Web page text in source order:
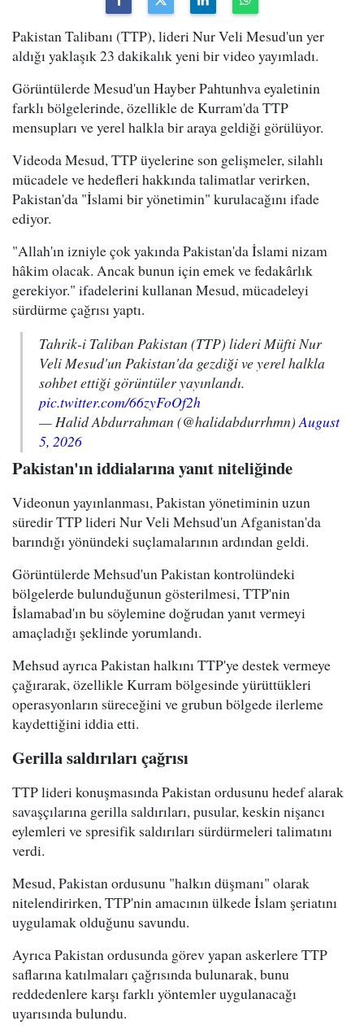
Pakistan Talibanı (TTP), lideri Nur Veli Mesud'un yer
aldığı yaklaşık 23 dakikalık yeni bir video yayımladı.
Görüntülerde Mesud'un Hayber Pahtunhva eyaletinin
farklı bölgelerinde, özellikle de Kurram'da TTP
mensupları ve yerel halkla bir araya geldiği görülüyor.
Videoda Mesud, TTP üyelerine son gelişmeler, silahlı
mücadele ve hedefleri hakkında talimatlar verirken,
Pakistan'da "İslami bir yönetimin" kurulacağını ifade
ediyor.
"Allah'ın izniyle çok yakında Pakistan'da İslami nizam
hâkim olacak. Ancak bunun için emek ve fedakârlık
gerekiyor." ifadelerini kullanan Mesud, mücadeleyi
sürdürme çağrısı yaptı.
Tahrik-i Taliban Pakistan (TTP) lideri Müfti Nur
Veli Mesud'un Pakistan'da gezdiği ve yerel halkla
sohbet ettiği görüntüler yayınlandı.
pic.twitter.com/66zyFoOf2h
— Halid Abdurrahman (@halidabdurrhmn)August
5, 2026
Pakistan'ın iddialarına yanıt niteliğinde
Videonun yayınlanması, Pakistan yönetiminin uzun
süredir TTP lideri Nur Veli Mehsud'un Afganistan'da
barındığı yönündeki suçlamalarının ardından geldi.
Görüntülerde Mehsud'un Pakistan kontrolündeki
bölgelerde bulunduğunun gösterilmesi, TTP'nin
İslamabad'ın bu söylemine doğrudan yanıt vermeyi
amaçladığı şeklinde yorumlandı.
Mehsud ayrıca Pakistan halkını TTP'ye destek vermeye
çağırarak, özellikle Kurram bölgesinde yürüttükleri
operasyonların süreceğini ve grubun bölgede ilerleme
kaydettiğini iddia etti.
Gerilla saldırıları çağrısı
TTP lideri konuşmasında Pakistan ordusunu hedef alarak
savaşçılarına gerilla saldırıları, pusular, keskin nişancı
eylemleri ve spresifik saldırıları sürdürmeleri talimatını
verdi.
Mesud, Pakistan ordusunu "halkın düşmanı" olarak
nitelendirirken, TTP'nin amacının ülkede İslam şeriatını
uygulamak olduğunu savundu.
Ayrıca Pakistan ordusunda görev yapan askerlere TTP
saflarına katılmaları çağrısında bulunarak, bunu
reddedenlere karşı farklı yöntemler uygulanacağı
uyarısında bulundu.